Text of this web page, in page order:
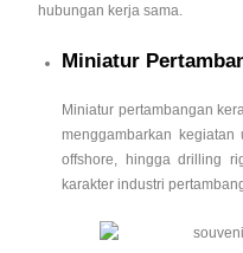
hubungan kerja sama.
Miniatur
Miniatur pertambangan
menggambarkan
offshore, hingga drilling
karakter industri